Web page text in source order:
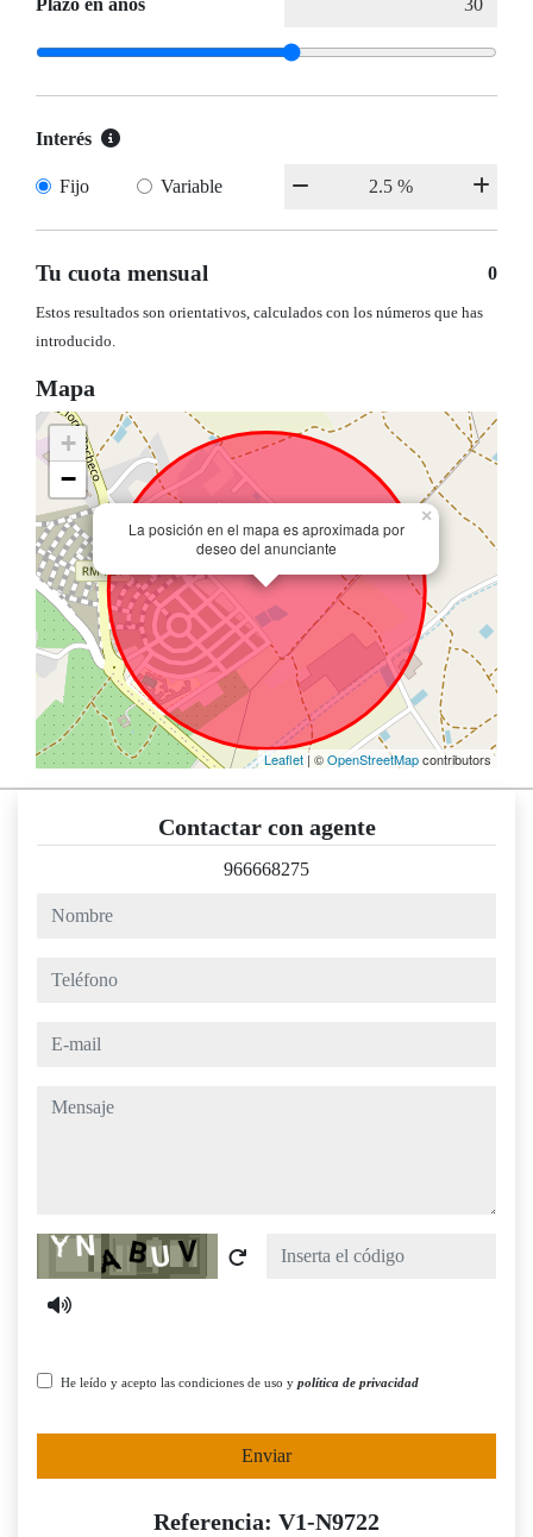
Plazo en años
Interés
Fijo Variable
Tu cuota mensual 0
Estos resultados son orientativos, calculados con los números que has
introducido.
Mapa
La posición en el mapa es aproximada por
deseo del anunciante
×
+
−
Leaflet| ©OpenStreetMapcontributors
Contactar con agente
966668275
nombre
teléfono
e-mail
mensaje
Captcha
He leído y acepto las condiciones de uso y política de privacidad
Enviar
Referencia: V1-N9722